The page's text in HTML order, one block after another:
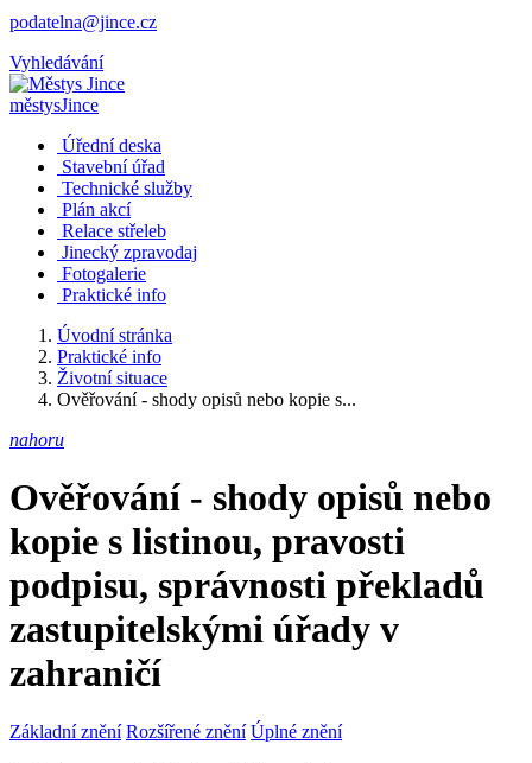
podatelna@jince.cz
Vyhledávání
městysJince
Úřední deska
Stavební úřad
Technické služby
Plán akcí
Relace střeleb
Jinecký zpravodaj
Fotogalerie
Praktické info
Úvodní stránka
Praktické info
Životní situace
Ověřování - shody opisů nebo kopie s...
nahoru
Ověřování - shody opisů nebo
kopie s listinou, pravosti
podpisu, správnosti překladů
zastupitelskými úřady v
zahraničí
Základní znění Rozšířené znění Úplné znění